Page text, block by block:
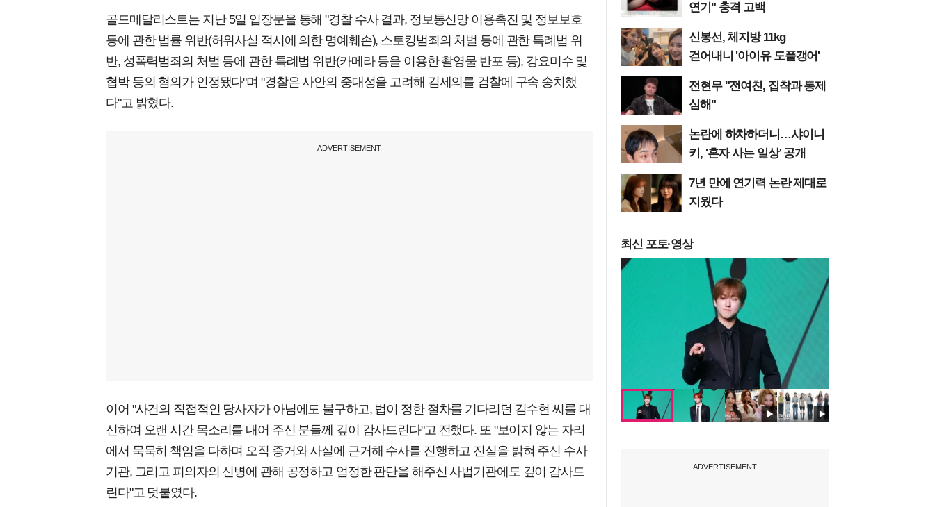
골드메달리스트는 지난 5일 입장문을 통해 "경찰 수사 결과, 정보통신망 이용촉진 및 정보보호
등에 관한 법률 위반(허위사실 적시에 의한 명예훼손), 스토킹범죄의 처벌 등에 관한 특례법 위
반, 성폭력범죄의 처벌 등에 관한 특례법 위반(카메라 등을 이용한 촬영물 반포 등), 강요미수 및
협박 등의 혐의가 인정됐다"며 "경찰은 사안의 중대성을 고려해 김세의를 검찰에 구속 송치했
다"고 밝혔다.
ADVERTISEMENT
이어 "사건의 직접적인 당사자가 아님에도 불구하고, 법이 정한 절차를 기다리던 김수현 씨를 대
신하여 오랜 시간 목소리를 내어 주신 분들께 깊이 감사드린다"고 전했다. 또 "보이지 않는 자리
에서 묵묵히 책임을 다하며 오직 증거와 사실에 근거해 수사를 진행하고 진실을 밝혀 주신 수사
기관, 그리고 피의자의 신병에 관해 공정하고 엄정한 판단을 해주신 사법기관에도 깊이 감사드
린다"고 덧붙였다.
연기" 충격 고백
신봉선, 체지방 11kg
걷어내니 '아이유 도플갱어'
전현무 "전여친, 집착과 통제
심해"
논란에 하차하더니…샤이니
키, '혼자 사는 일상' 공개
7년 만에 연기력 논란 제대로
지웠다
최신 포토·영상
ADVERTISEMENT